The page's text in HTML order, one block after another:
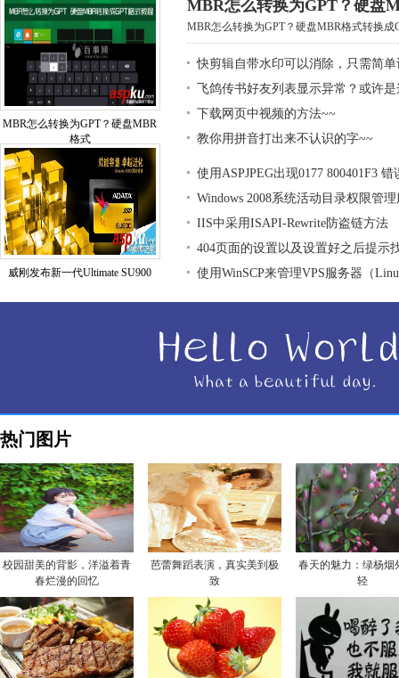
MBR怎么转换为GPT？硬盘MBR
格式
威刚发布新一代Ultimate SU900
MBR怎么转换为GPT？硬盘
MBR怎么转换为GPT？硬盘MBR格式转换成
快剪辑自带水印可以消除，只需简单
飞鸽传书好友列表显示异常？或许
下载网页中视频的方法~~
教你用拼音打出来不认识的字~~
使用ASPJPEG出现0177 800401F3
Windows 2008系统活动目录权限管
IIS中采用ISAPI-Rewrite防盗链方法
404页面的设置以及设置好之后提示
使用WinSCP来管理VPS服务器（
热门图片
校园甜美的背影，洋溢着青
春烂漫的回忆
芭蕾舞蹈表演，真实美到极
致
春天的魅力：绿杨烟
轻